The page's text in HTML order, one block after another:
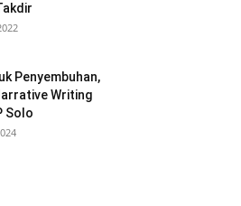
Penyembuhan,
Writing
Solo